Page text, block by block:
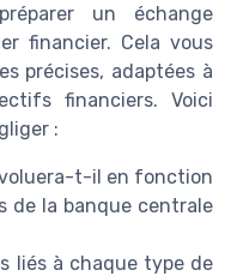
un échange
financier. Cela vous
précises, adaptées à
financiers. Voici
:
t-il en fonction
de la banque centrale
liés à chaque type de